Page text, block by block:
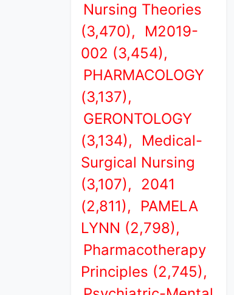
Nursing Theories
(3,470),
M2019-
002 (3,454),
PHARMACOLOGY
(3,137),
GERONTOLOGY
(3,134),
Medical-
Surgical Nursing
(3,107),
2041
(2,811),
PAMELA
LYNN (2,798),
Pharmacotherapy
Principles (2,745),